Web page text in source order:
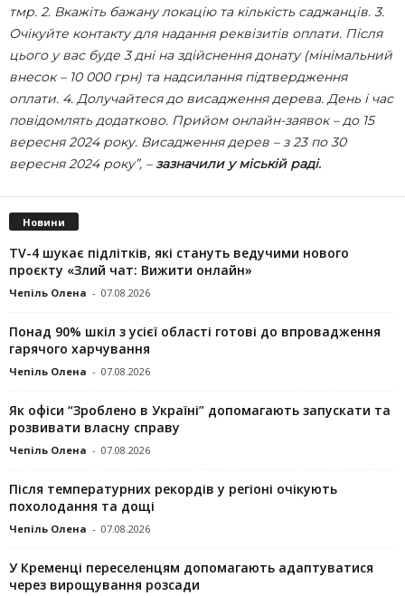
тмр. 2. Вкажіть бажану локацію та кількість саджанців. 3.
Очікуйте контакту для надання реквізитів оплати. Після
цього у вас буде 3 дні на здійснення донату (мінімальний
внесок – 10 000 грн) та надсилання підтвердження
оплати. 4. Долучайтеся до висадження дерева. День і час
повідомлять додатково. Прийом онлайн-заявок – до 15
вересня 2024 року. Висадження дерев – з 23 по 30
вересня 2024 року”, –зазначили у міській раді.
Новини
TV-4 шукає підлітків, які стануть ведучими нового
проєкту «Злий чат: Вижити онлайн»
Чепіль Олена - 07.08.2026
Понад 90% шкіл з усієї області готові до впровадження
гарячого харчування
Чепіль Олена - 07.08.2026
Як офіси “Зроблено в Україні” допомагають запускaти та
розвивати власну справу
Чепіль Олена - 07.08.2026
Після температурних рекордів у регіоні очікують
похолодання та дощі
Чепіль Олена - 07.08.2026
У Кременці переселенцям допомагають адаптуватися
через вирощування розсади